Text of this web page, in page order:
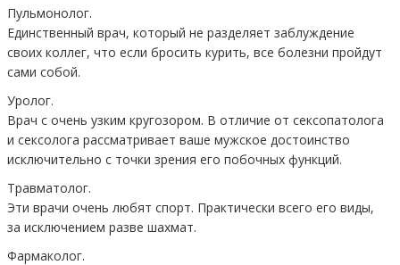
Пульмонолог.
Единственный врач, который не разделяет заблуждение
своих коллег, что если бросить курить, все болезни пройдут
сами собой.
Уролог.
Врач с очень узким кругозором. В отличие от сексопатолога
и сексолога рассматривает ваше мужское достоинство
исключительно с точки зрения его побочных функций.
Травматолог.
Эти врачи очень любят спорт. Практически всего его виды,
за исключением разве шахмат.
Фармаколог.